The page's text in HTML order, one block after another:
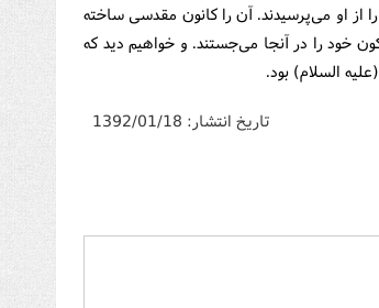
از او می‌پرسیدند. آن را كانون مقدسی ساخته
خود را در آنجا می‌جستند. و خواهیم دید كه
السلام) بود.
تاریخ انتشار: 1392/01/18